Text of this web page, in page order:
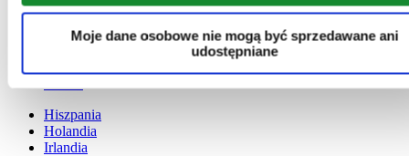
Moje dane osobowe nie mogą być sprzedawane ani
udostępniane
English
简体中文
Hiszpania
Holandia
Irlandia